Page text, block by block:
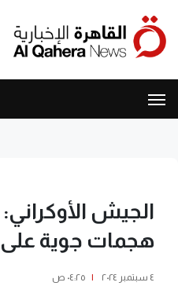
الجيش
هجمات جوية
٤ سبتمبر ٢٠٢٤ | ٠٤:٢٥ ص